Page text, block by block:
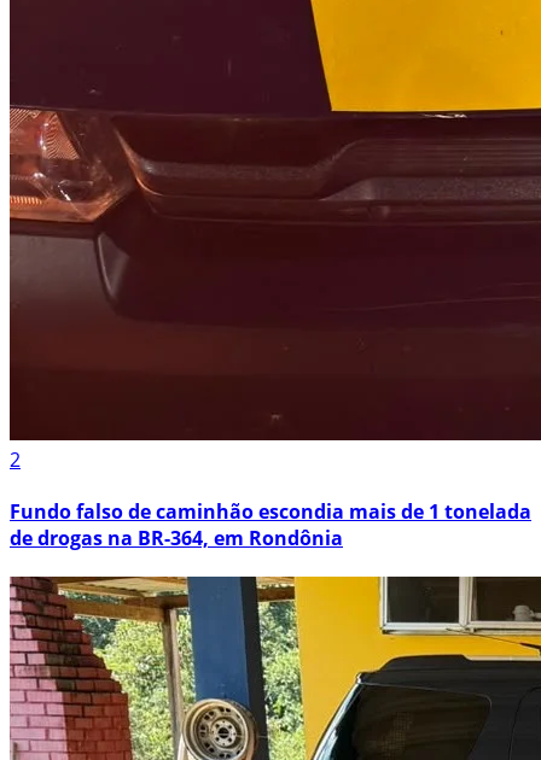
2
Fundo falso de caminhão escondia mais de 1 tonelada
de drogas na BR-364, em Rondônia